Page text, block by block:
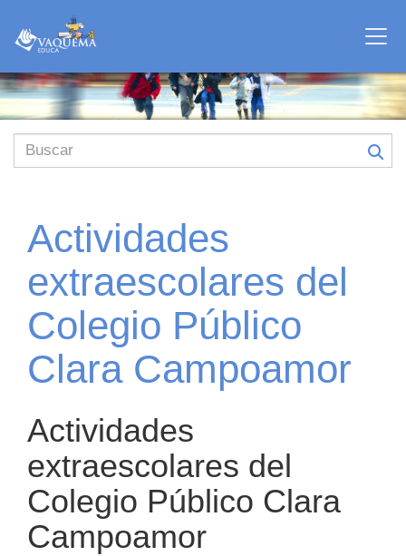
Actividades
extraescolares del
Colegio Público
Clara Campoamor
Actividades
extraescolares del
Colegio Público Clara
Campoamor